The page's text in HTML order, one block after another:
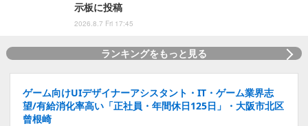
示板に投稿
2026.8.7 Fri 17:45
ランキングをもっと見る
ゲーム向けUIデザイナーアシスタント・IT・ゲーム業界志
望/有給消化率高い「正社員・年間休日125日」・大阪市北区
曾根崎